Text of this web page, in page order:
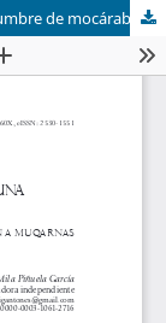
de mocárabes?